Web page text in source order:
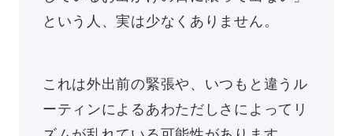
という人、実は少なくありません。
これは外出前の緊張や、いつもと違うル
ーティンによるあわただしさによってリ